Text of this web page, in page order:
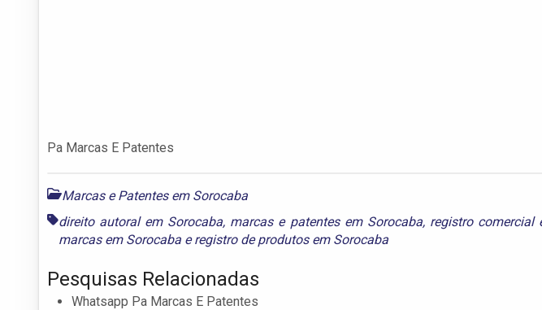
Pa Marcas E Patentes
Marcas e Patentes em Sorocaba
direito autoral em Sorocaba, marcas e patentes em Sorocaba, registro comercial
marcas em Sorocaba eregistro de produtos em Sorocaba
Pesquisas Relacionadas
Whatsapp Pa Marcas E Patentes